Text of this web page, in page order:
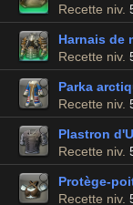
Recette niv.
Harnais de
Recette niv.
Parka
Recette niv.
Plastron
Recette niv.
Protège-
Recette niv.